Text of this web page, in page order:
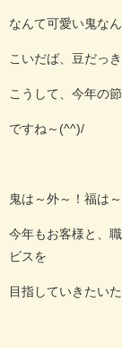
なんて可愛い鬼な
こいだば、豆だっ
こうして、今年の
ですね～(^^)/
鬼は～外～！福は～
今年もお客様と、
ビスを
目指していきたい